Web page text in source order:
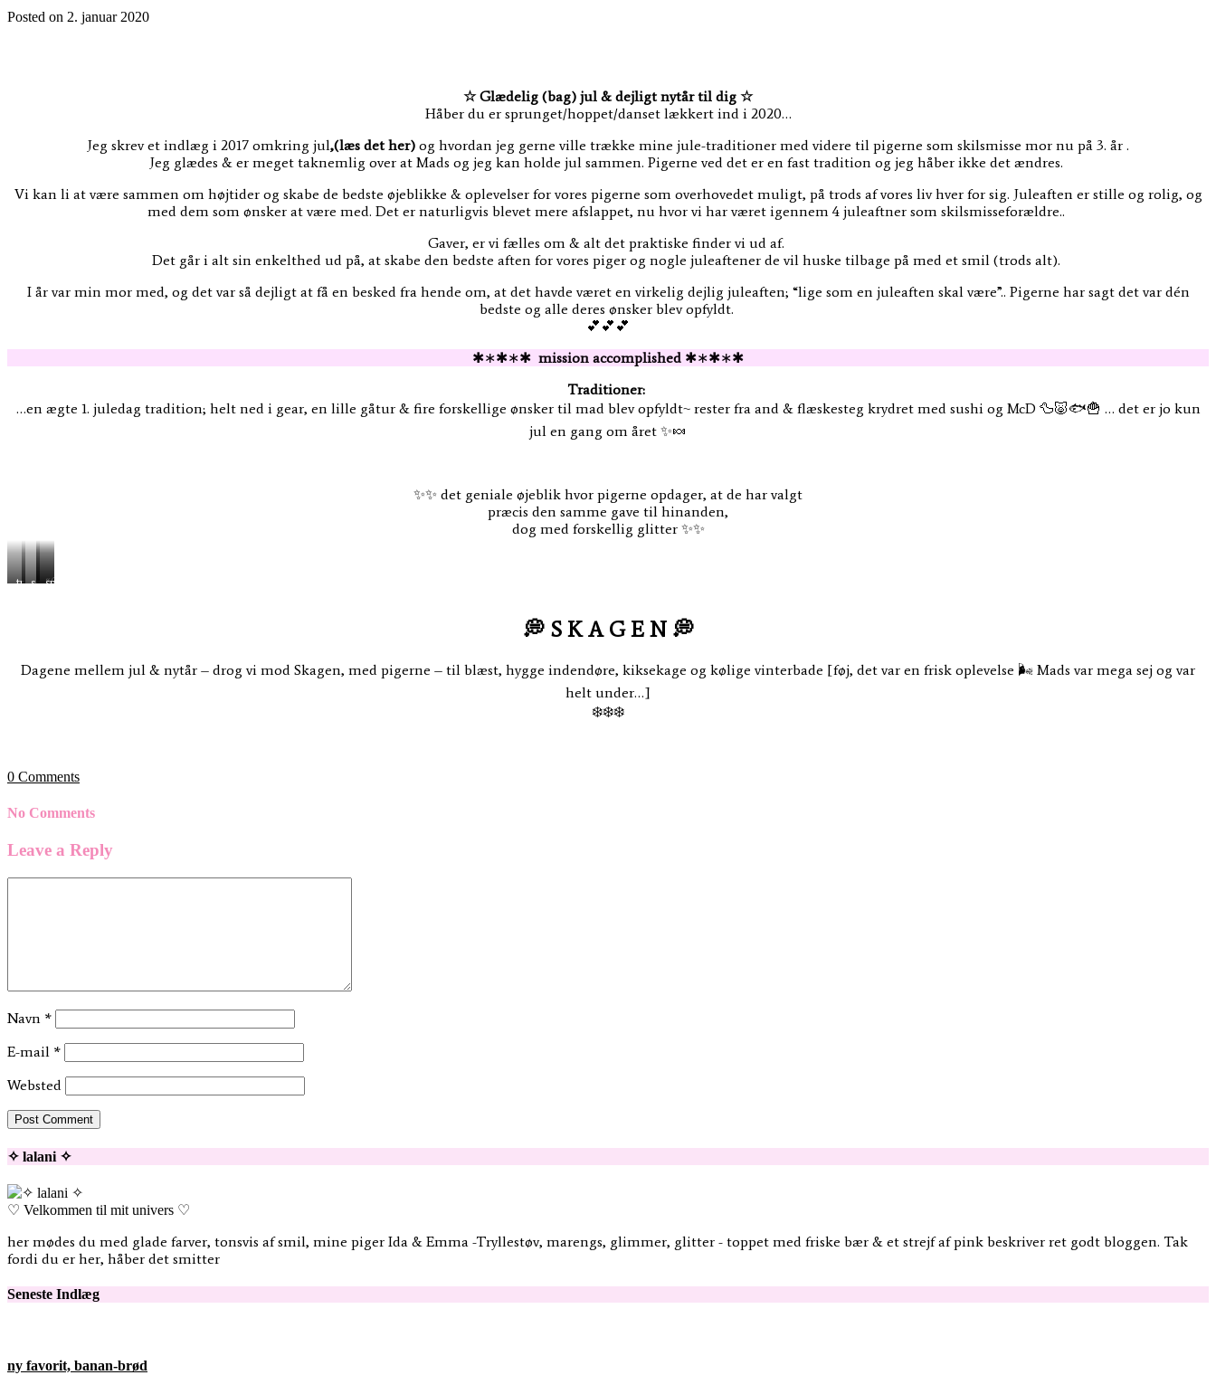
Posted on 2. januar 2020
☆ Glædelig (bag) jul & dejligt nytår til dig ☆
Håber du er sprunget/hoppet/danset lækkert ind i 2020…
Jeg skrev et indlæg i 2017 omkring jul,(læs det her) og hvordan jeg gerne ville trække mine jule-traditioner med videre til pigerne som skilsmisse mor nu på 3. år .
Jeg glædes & er meget taknemlig over at Mads og jeg kan holde jul sammen. Pigerne ved det er en fast tradition og jeg håber ikke det ændres.
Vi kan li at være sammen om højtider og skabe de bedste øjeblikke & oplevelser for vores pigerne som overhovedet muligt, på trods af vores liv hver for sig. Juleaften er stille og rolig, og
med dem som ønsker at være med. Det er naturligvis blevet mere afslappet, nu hvor vi har været igennem 4 juleaftner som skilsmisseforældre..
Gaver, er vi fælles om & alt det praktiske finder vi ud af.
Det går i alt sin enkelthed ud på, at skabe den bedste aften for vores piger og nogle juleaftener de vil huske tilbage på med et smil (trods alt).
I år var min mor med, og det var så dejligt at få en besked fra hende om, at det havde været en virkelig dejlig juleaften; “lige som en juleaften skal være”.. Pigerne har sagt det var dén
bedste og alle deres ønsker blev opfyldt.
💕💕💕
✱∗✱∗✱ mission accomplished ✱∗✱∗✱
Traditioner:
…en ægte 1. juledag tradition; helt ned i gear, en lille gåtur & fire forskellige ønsker til mad blev opfyldt~ rester fra and & flæskesteg krydret med sushi og McD 🦆🐷🐟🍟 … det er jo kun
jul en gang om året ✨🍬
✨✨ det geniale øjeblik hvor pigerne opdager, at de har valgt
præcis den samme gave til hinanden,
dog med forskellig glitter ✨✨
trætseføli“frost”
sprøde
💭 S K A G E N💭
Dagene mellem jul & nytår – drog vi mod Skagen, med pigerne – til blæst, hygge indendøre, kiksekage og kølige vinterbade [føj, det var en frisk oplevelse 🌬️ Mads var mega sej og var
helt under…]
❄️❄️❄️
0 Comments
No Comments
Leave a Reply
Navn *
E-mail *
Websted
✧ lalani ✧
♡ Velkommen til mit univers ♡
her mødes du med glade farver, tonsvis af smil, mine piger Ida & Emma -Tryllestøv, marengs, glimmer, glitter - toppet med friske bær & et strejf af pink beskriver ret godt bloggen. Tak
fordi du er her, håber det smitter
Seneste Indlæg
ny favorit, banan-brød